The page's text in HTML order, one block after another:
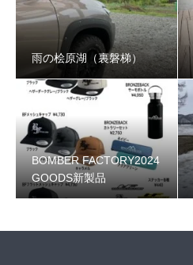
雨の桧原湖（裏磐梯）
BOMBER FACTORY2024
GOODS新製品